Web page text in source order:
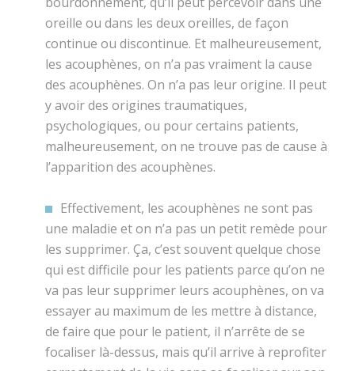
oreille ou dans les deux oreilles, de façon
continue ou discontinue. Et malheureusement,
les acouphènes, on n’a pas vraiment la cause
des acouphènes. On n’a pas leur origine. Il peut
y avoir des origines traumatiques,
psychologiques, ou pour certains patients,
malheureusement, on ne trouve pas de cause à
l’apparition des acouphènes.
Effectivement, les acouphènes ne sont pas
une maladie et on n’a pas un petit remède pour
les supprimer. Ça, c’est souvent quelque chose
qui est difficile pour les patients parce qu’on ne
va pas leur supprimer leurs acouphènes, on va
essayer au maximum de les mettre à distance,
de faire que pour le patient, il n’arrête de se
focaliser là-dessus, mais qu’il arrive à reprofiter